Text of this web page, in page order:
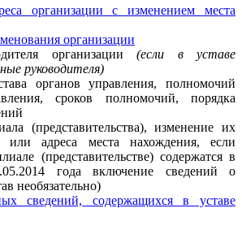
организации с изменением места
организации
организации(если в уставе
руководителя)
органов управления, полномочий
сроков полномочий, порядка
(представительства), изменение их
или адреса места нахождения, если
(представительстве) содержатся в
года включение сведений о
необязательно)
сведений, содержащихся в уставе